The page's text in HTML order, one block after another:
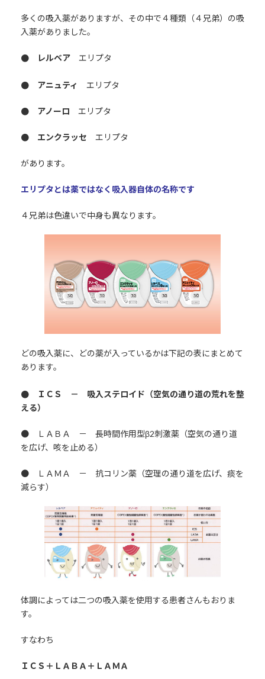
多くの吸入薬がありますが、その中で４種類（４兄弟）の吸
入薬がありました。
● レルベアエリプタ
● アニュティ エリプタ
● アノーロ エリプタ
● エンクラッセ エリプタ
があります。
エリプタとは薬ではなく吸入器自体の名称です
４兄弟は色違いで中身も異なります。
どの吸入薬に、どの薬が入っているかは下記の表にまとめて
あります。
● ＩＣＳ － 吸入ステロイド（空気の通り道の荒れを整
える）
● ＬＡＢＡ － 長時間作用型β2刺激薬（空気の通り道
を広げ、咳を止める）
● ＬＡＭＡ － 抗コリン薬（空理の通り道を広げ、痰を
減らす）
体調によっては二つの吸入薬を使用する患者さんもおりま
す。
すなわち
ＩＣＳ＋ＬＡＢＡ＋ＬＡＭＡ